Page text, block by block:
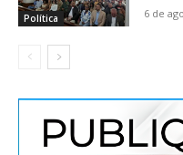
Política 6 de